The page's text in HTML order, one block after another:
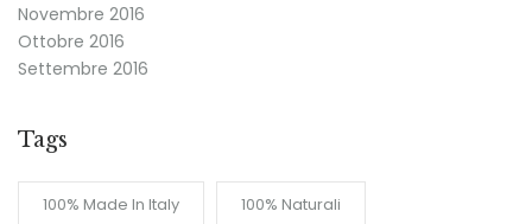
Novembre 2016
Ottobre 2016
Settembre 2016
Tags
100% Made In Italy 100% Naturali